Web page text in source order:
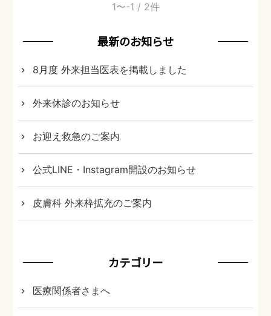
1〜-1 / 2件
最新のお知らせ
8月度 外来担当医表を掲載しました
外来休診のお知らせ
お迎え救急のご案内
公式LINE・Instagram開設のお知らせ
皮膚科 外来枠拡充のご案内
カテゴリー
医療関係者さまへ